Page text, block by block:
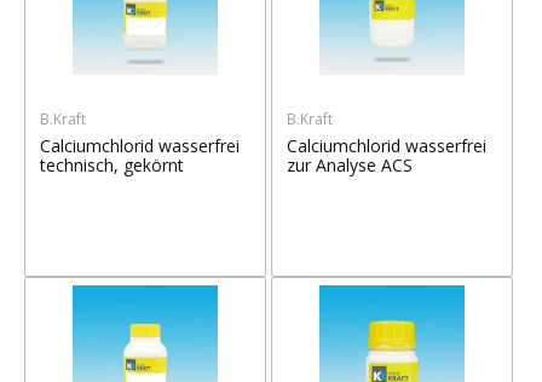
B.Kraft
Calciumchlorid wasserfrei
technisch, gekörnt
B.Kraft
Calciumchlorid wasserfrei
zur Analyse ACS